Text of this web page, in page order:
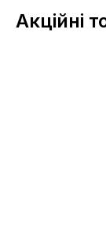
виробничний
факторів, у
Акційні